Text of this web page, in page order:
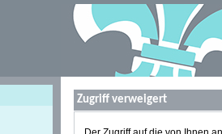
Zugriff verweigert